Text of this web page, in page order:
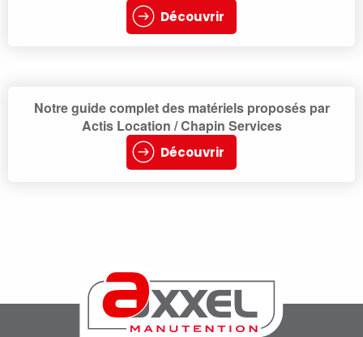
Découvrir
Notre guide complet des matériels proposés par
Actis Location / Chapin Services
Découvrir